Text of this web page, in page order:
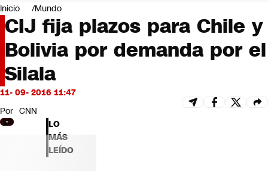
Negocios
Deportes
Programas completos
Cultura
Servicios
Bits
CNN tiempo
Futuro 360
Opinión
Inicio Mundo
CIJ fija plazos para Chile y
Bolivia por demanda por el
Silala
11- 09- 2016 11:47
Por CNN
LO
MÁS
LEÍDO